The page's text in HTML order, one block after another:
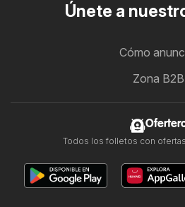
Únete a
Cómo
Zona B2B
Todos los folletos con